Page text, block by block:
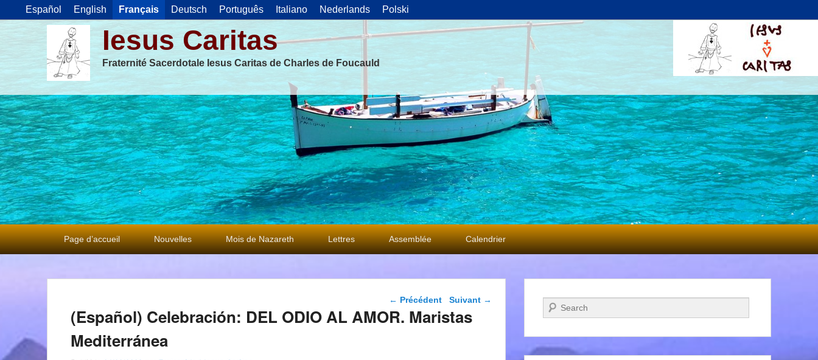
Español English Français Deutsch Português Italiano Nederlands Polski
Iesus Caritas
Fraternité Sacerdotale Iesus Caritas de Charles de Foucauld
Premier
menu
Page d’accueil Nouvelles Mois de Nazareth Lettres Assemblée Calendrier
Navigation dans les
← Précédent Suivant →
(Español) Celebración: DEL ODIO AL AMOR. Maristas
Mediterránea
Recherche